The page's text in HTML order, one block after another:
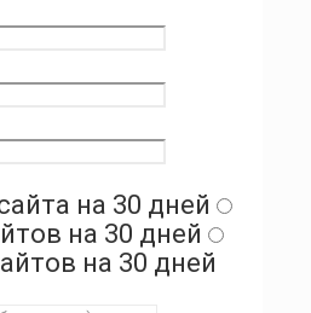
на 30 дней
на 30 дней
на 30 дней